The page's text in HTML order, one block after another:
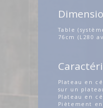
Table
76cm (L280
Plateau en
sur un
Plateau en
Piètement